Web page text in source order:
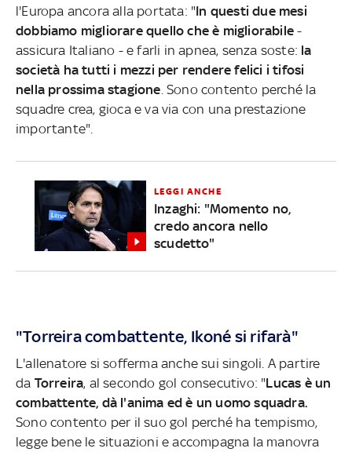
l'Europa ancora alla portata: "In questi due mesi
dobbiamo migliorare quello che è migliorabile -
assicura Italiano - e farli in apnea, senza soste: la
società ha tutti i mezzi per rendere felici i tifosi
nella prossima stagione . Sono contento perché la
squadre crea, gioca e va via con una prestazione
importante".
LEGGI ANCHE
Inzaghi: "Momento no,
credo ancora nello
scudetto"
"Torreira combattente, Ikoné si rifarà"
L'allenatore si sofferma anche sui singoli. A partire
da Torreira, al secondo gol consecutivo: "Lucas è un
combattente, dà l'anima ed è un uomo squadra.
Sono contento per il suo gol perché ha tempismo,
legge bene le situazioni e accompagna la manovra